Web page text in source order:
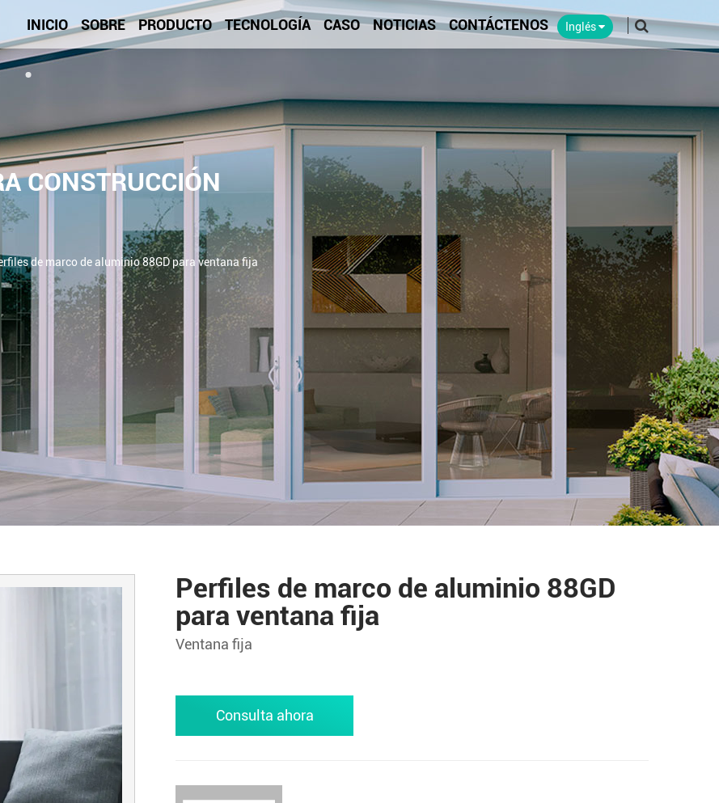
INICIO SOBRE PRODUCTO TECNOLOGÍA CASO NOTICIAS CONTÁCTENOS Inglés
CONSTRUCCIÓN
de marco de aluminio 88GD para ventana fija
Perfiles de marco de aluminio 88GD
para ventana fija
Ventana fija
Consulta ahora